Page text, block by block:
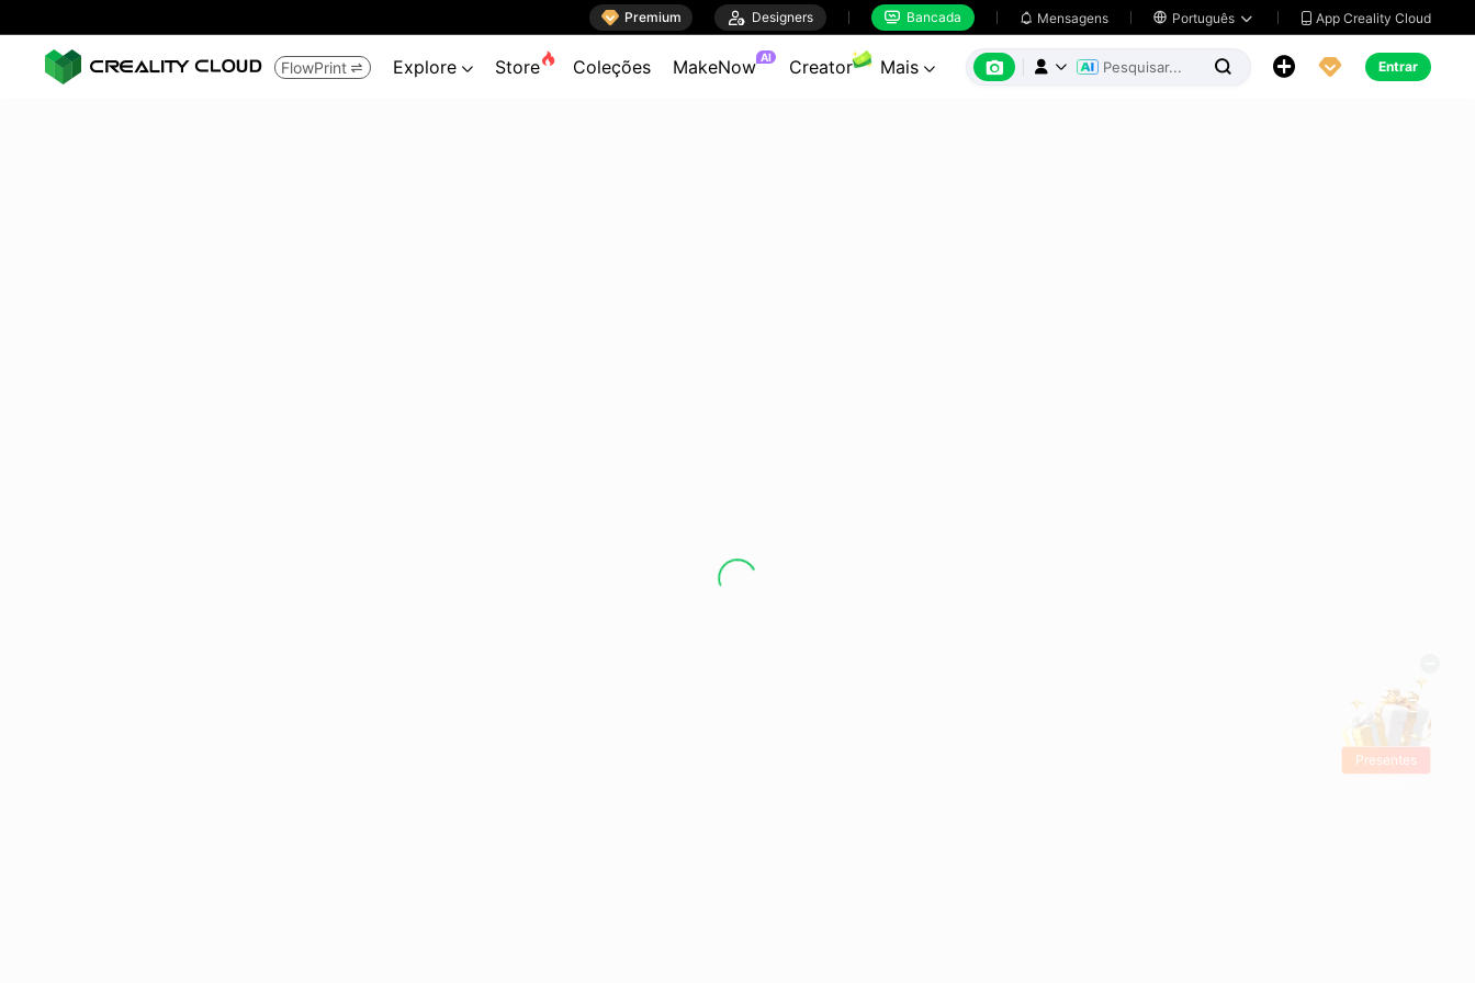
 Premium  Designers  Bancada  Mensagens  Português   App Creality Cloud
FlowPrint  Explore  Store Coleções MakeNow AI Creator Mais        Entrar
Presentes